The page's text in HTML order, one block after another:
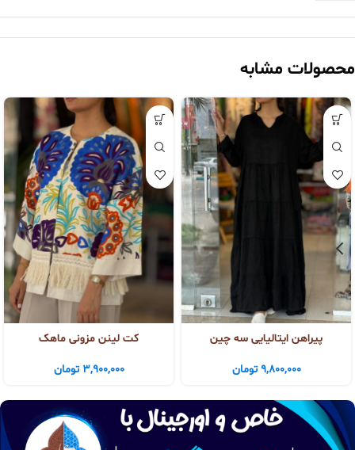
محصولات مشابه
پیراهن ایتالیایی سه چین
9,800,000 تومان
کت لینن مزونی ماهک
3,900,000 تومان